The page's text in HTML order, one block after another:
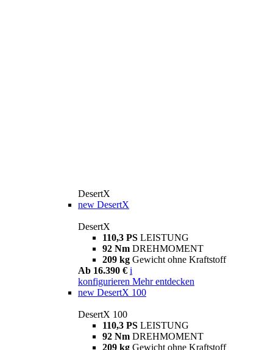
DesertX
new DesertX
DesertX
110,3 PS LEISTUNG
92 Nm DREHMOMENT
209 kg Gewicht ohne Kraftstoff
Ab 16.390 € i
konfigurieren Mehr entdecken
new DesertX 100
DesertX 100
110,3 PS LEISTUNG
92 Nm DREHMOMENT
209 kg Gewicht ohne Kraftstoff